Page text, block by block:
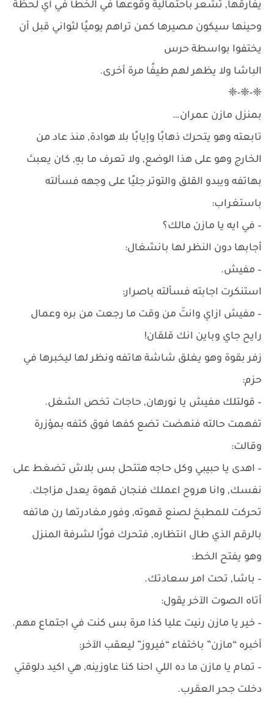
يفارقها, تشعر باحتمالية وقوعها في الخطأ في أي لحظة
وحينها سيكون مصيرها كمن تراهم يوميًا لثواني قبل أن
يختفوا بواسطة حرس
الباشا ولا يظهر لهم طيفًا مرة أخرى.
❈-❈-❈
بمنزل مازن عمران…
تابعته وهو يتحرك ذهابًا وإيابًا بلا هوادة, منذ عاد من
الخارج وهو على هذا الوضع, ولا تعرف ما بهِ, كان يعبث
بهاتفه ويبدو القلق والتوتر جليًا على وجهه فسألته
باستغراب:
– في ايه يا مازن مالك؟
أجابها دون النظر لها بانشغال:
– مفيش.
استنكرت اجابته فسألته باصرار:
– مفيش ازاي وانتَ من وقت ما رجعت من بره وعمال
رايح جاي وباين انك قلقان!
زفر بقوة وهو يغلق شاشة هاتفه ونظر لها ليخبرها في
حزم:
– قولتلك مفيش يا نورهان, حاجات تخص الشغل.
تفهمت حالته فنهضت تضع كفها فوق كتفه بمؤزرة
وقالت:
– اهدى يا حبيبي وكل حاجه هتتحل بس بلاش تضغط على
نفسك, وانا هروح اعملك فنجان قهوة يعدل مزاجك.
تحركت للمطبخ لصنع قهوته, وفور مغادرتها رن هاتفه
بالرقم الذي طال انتظاره, فتحرك فورًا لشرفة المنزل
وهو يفتح الخط:
– باشا, تحت امر سعادتك.
أتاه الصوت الآخر يقول:
– خير يا مازن رنيت عليا كذا مرة بس كنت في اجتماع مهم.
أخبره “مازن” باختفاء “فيروز” ليعقب الآخر:
– تمام يا مازن ما ده اللي احنا كنا عاوزينه, هي اكيد دلوقتي
دخلت جحر العقرب.